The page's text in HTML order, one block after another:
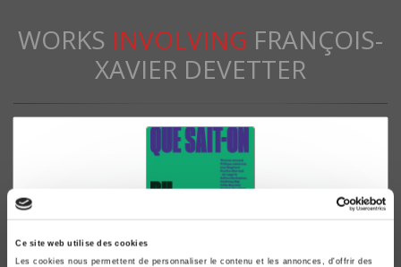
Ce site web utilise des cookies
Les cookies nous permettent de personnaliser le contenu et les annonces, d'offrir des
WORKS INVOLVING FRANÇOIS-
XAVIER DEVETTER